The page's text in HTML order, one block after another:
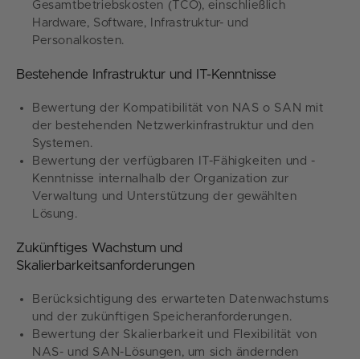
Gesamtbetriebskosten (TCO), einschließlich
Hardware, Software, Infrastruktur- und
Personalkosten.
Bestehende Infrastruktur und IT-Kenntnisse
Bewertung der Kompatibilität von NAS o SAN mit
der bestehenden Netzwerkinfrastruktur und den
Systemen.
Bewertung der verfügbaren IT-Fähigkeiten und -
Kenntnisse internalhalb der Organization zur
Verwaltung und Unterstützung der gewählten
Lösung.
Zukünftiges Wachstum und
Skalierbarkeitsanforderungen
Berücksichtigung des erwarteten Datenwachstums
und der zukünftigen Speicheranforderungen.
Bewertung der Skalierbarkeit und Flexibilität von
NAS- und SAN-Lösungen, um sich ändernden